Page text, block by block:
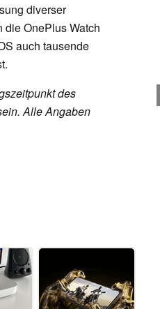
diverser
OnePlus Watch
auch tausende
des
Alle Angaben